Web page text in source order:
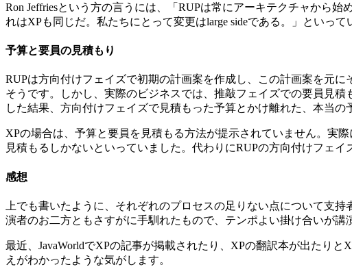
Ron Jeffriesという方の言うには、「RUPは常にアーキテクチャから
れはXPも同じだ。私たちにとって変更はlarge sideである。」といって
予算と要員の見積もり
RUPは方向付けフェイズで初期の計画案を作成し、この計画案を元
そうです。しかし、実際のビジネスでは、推敲フェイズでの要員見
した結果、方向付けフェイズで見積もった予算とかけ離れた、本当の
XPの場合は、予算と要員を見積もる方法が提示されていません。実
見積もるしかないといっていました。代わりにRUPの方向付けフェ
感想
上でも書いたように、それぞれのプロセスの足りない点について支
演者のお二方ともさすがに手馴れたもので、テンポよい掛け合いが
最近、JavaWorldでXPの記事が掲載されたり、XPの翻訳本が出たり
えがわかったような気がします。